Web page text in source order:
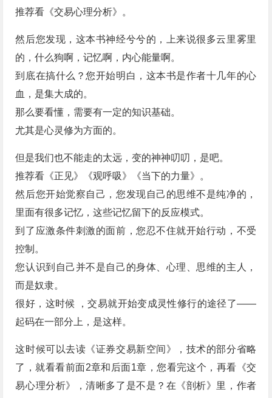
推荐看《交易心理分析》。
然后您发现，这本书神经兮兮的，上来说很多云里雾里
的，什么狗啊，记忆啊，内心能量啊。
到底在搞什么？您开始明白，这本书是作者十几年的心
血，是集大成的。
那么要看懂，需要有一定的知识基础。
尤其是心灵修为方面的。
但是我们也不能走的太远，变的神神叨叨，是吧。
推荐看《正见》《观呼吸》《当下的力量》。
然后您开始觉察自己，您发现自己的思维不是纯净的，
里面有很多记忆，这些记忆留下的反应模式。
到了应激条件刺激的面前，您忍不住就开始行动，不受
控制。
您认识到自己并不是自己的身体、心理、思维的主人，
而是奴隶。
很好，这时候 ，交易就开始变成灵性修行的途径了——
起码在一部分上，是这样。
这时候可以去读《证券交易新空间》，技术的部分省略
了，就看看前面2章和后面1章，您看完这个，再看《交
易心理分析》，清晰多了是不是？在《剖析》里，作者